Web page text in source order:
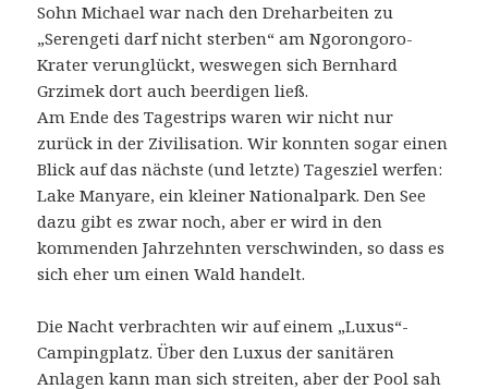
Sohn Michael war nach den Dreharbeiten zu
„Serengeti darf nicht sterben“ am Ngorongoro-
Krater verunglückt, weswegen sich Bernhard
Grzimek dort auch beerdigen ließ.
Am Ende des Tagestrips waren wir nicht nur
zurück in der Zivilisation. Wir konnten sogar einen
Blick auf das nächste (und letzte) Tagesziel werfen:
Lake Manyare, ein kleiner Nationalpark. Den See
dazu gibt es zwar noch, aber er wird in den
kommenden Jahrzehnten verschwinden, so dass es
sich eher um einen Wald handelt.
Die Nacht verbrachten wir auf einem „Luxus“-
Campingplatz. Über den Luxus der sanitären
Anlagen kann man sich streiten, aber der Pool sah